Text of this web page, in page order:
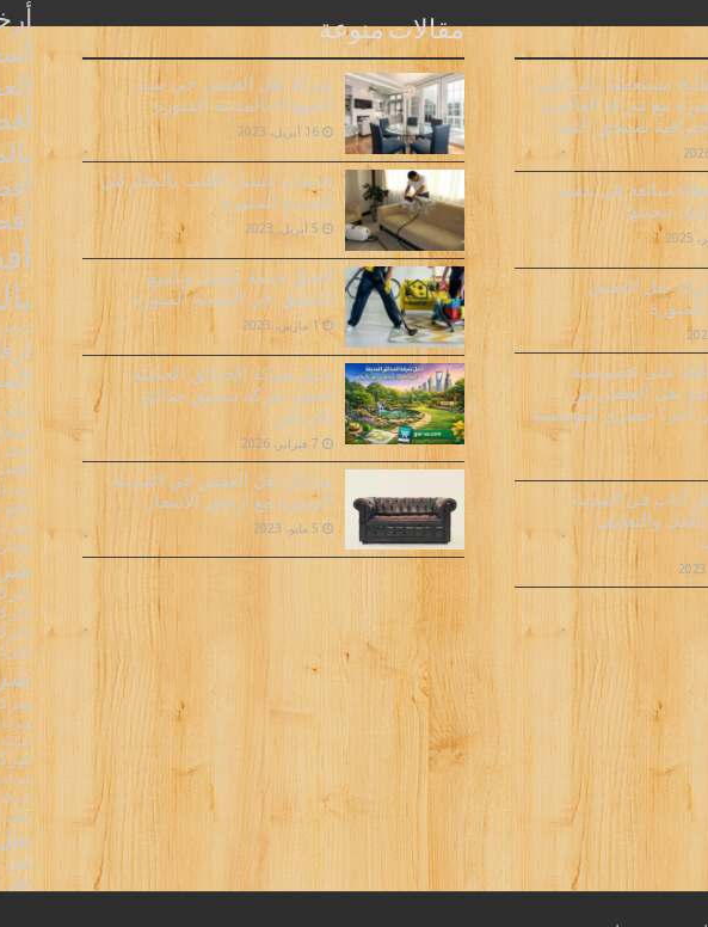
مستعملة بالرياض..
مع شركة العالمي
تستحق الثقة
5 أخطاء شائعة في تنفيذ
تتجنبها
نقل العفش
المنورة
على خصوصية
عند نقل العفش من
آخر؟ حصري لمؤسسة
أثاث فى المدينة
والتغليف
مقالات منوعة
شركة نقل العفش حي سيد
الشهداء بالمدينة المنورة
16 أبريل، 2023
خدمات غسيل الكنب بالبخار في
المدينة المنورة
5 أبريل، 2023
أفضل خدمة غسيل وتلميع
الشقق في المدينة المنورة
1 مارس، 2023
دليل شركة الحدائق الحديثة:
افضل شركة تنسيق حدائق
بالرياض
7 فبراير، 2026
مراحل نقل العفش في المدينة
المنورة مع أرخص الأسعار
5 مايو، 2023
ارخص
افضل
دنه
رقم
شركة
شركة
شركة
شركه
نقل
نقل
نقل